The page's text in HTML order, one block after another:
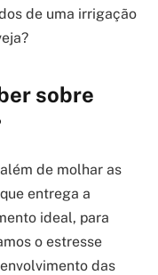
de uma irrigação
sobre
de molhar as
entrega a
ideal, para
o estresse
das